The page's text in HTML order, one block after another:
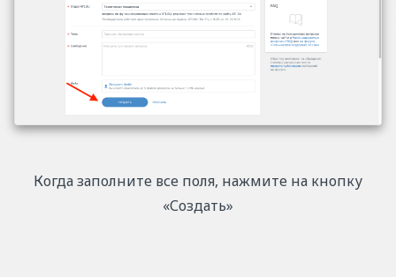
Когда заполните все поля, нажмите на кнопку
«Создать»